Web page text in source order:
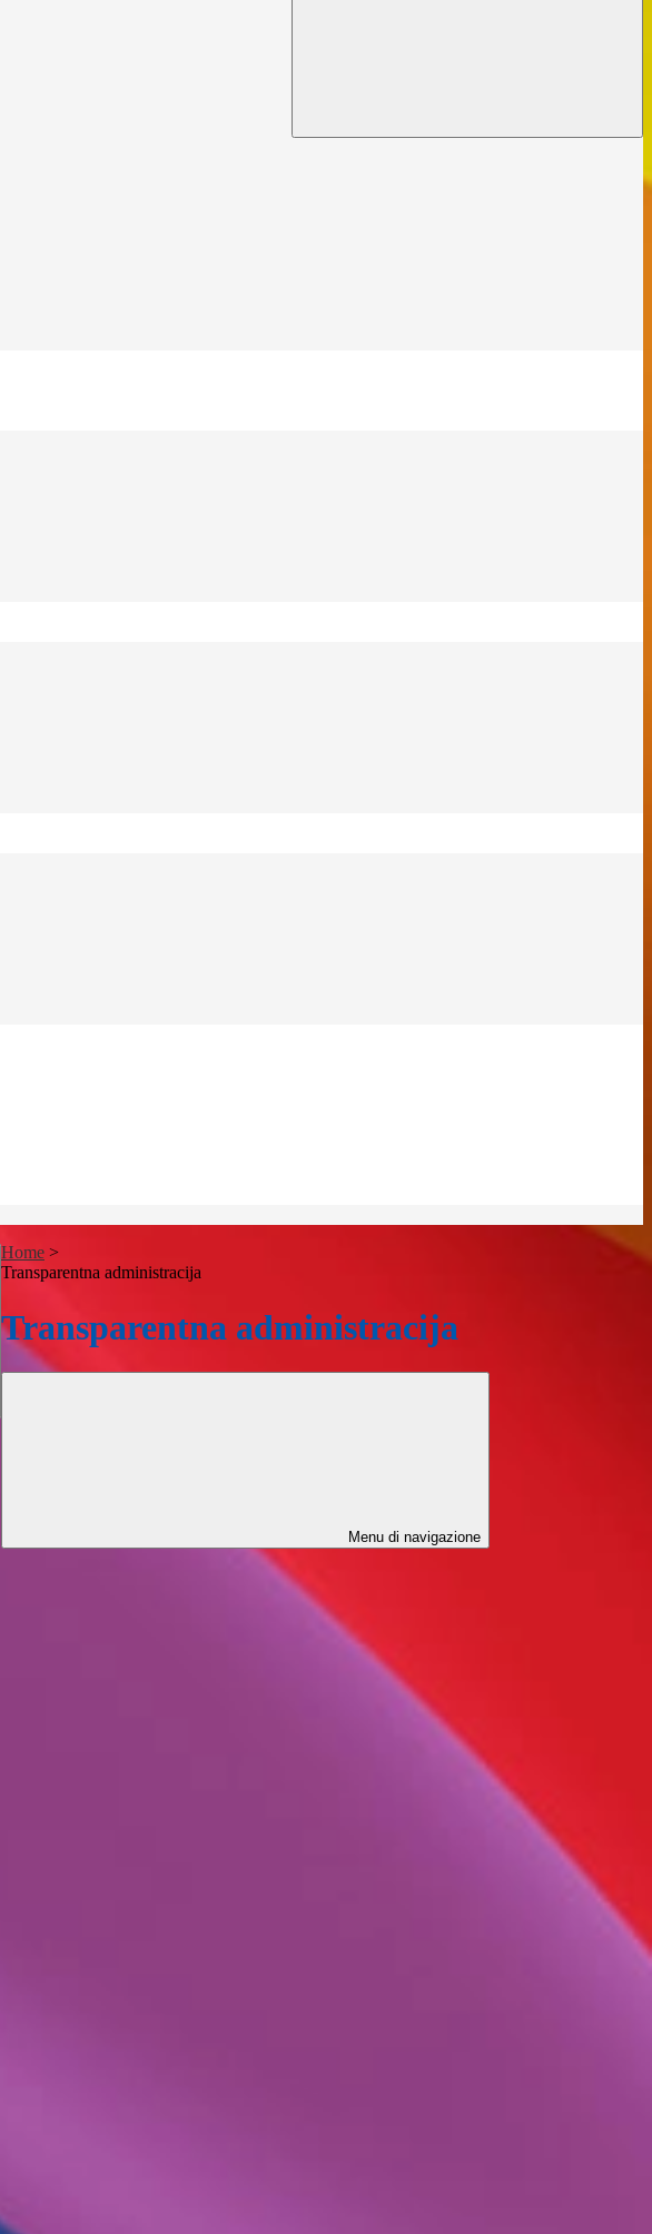
Home >
Transparentna administracija
Transparentna administracija
Menu di navigazione